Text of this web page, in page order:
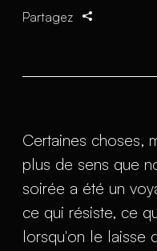
Partagez
Certaines choses,
plus de sens que
soirée a été un
ce qui résiste, ce
lorsqu'on le laisse